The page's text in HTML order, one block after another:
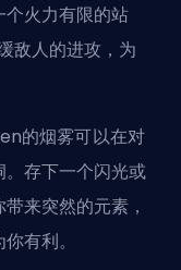
火力有限的站
敌人的进攻，为
的烟雾可以在对
存下一个闪光或
来突然的元素，
有利。